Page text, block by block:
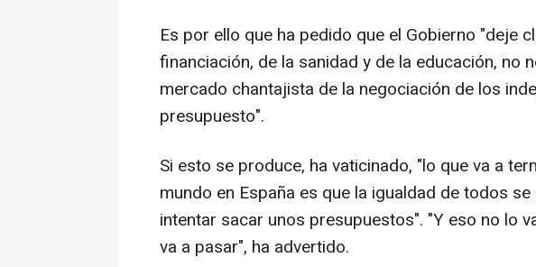
Es por ello que ha pedido que el Gobierno "deje
financiación, de la sanidad y de la educación, no
mercado chantajista de la negociación de los
presupuesto".
Si esto se produce, ha vaticinado, "lo que va a
mundo en España es que la igualdad de todos
intentar sacar unos presupuestos". "Y eso no lo
va a pasar", ha advertido.